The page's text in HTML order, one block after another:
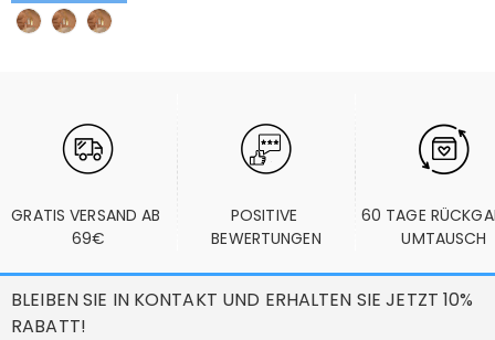
GRATIS VERSAND AB
69€
POSITIVE
BEWERTUNGEN
60 TAGE
UMTAUSCH
BLEIBEN SIE IN KONTAKT UND ERHALTEN SIE JETZT 10%
RABATT!